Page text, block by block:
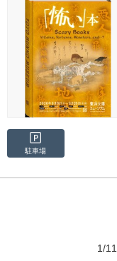
駐車場
1/11